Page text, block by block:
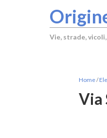
Vie, strade,
Home/
Via